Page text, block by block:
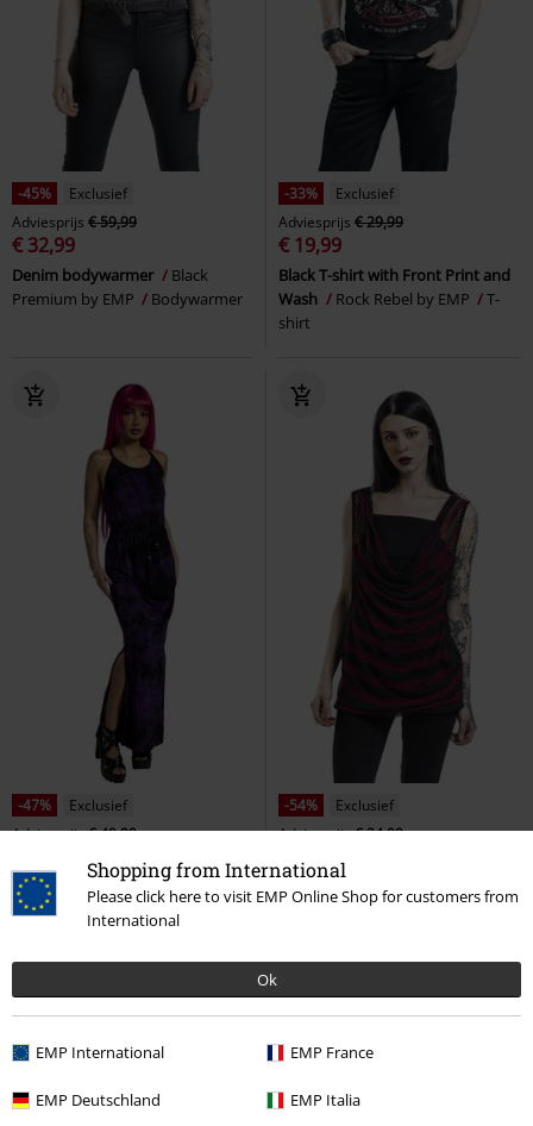
Shopping from International
Please click here to visit EMP Online Shop for customers from
International
Ok
EMP International EMP France
EMP Deutschland EMP Italia
-45%
Exclusief
Adviesprijs € 59,99
€ 32,99
Denim bodywarmer
Black
Premium by EMP
Bodywarmer
-33%
Exclusief
Adviesprijs € 29,99
€ 19,99
Black T-shirt with Front Print and
Wash
Rock Rebel by EMP
T-
shirt
-47%
Exclusief
Adviesprijs€ 49,99
R.E.D. by EMP
RED by EMP
Maxi-jurk
-54%
Exclusief
Adviesprijs€ 34,99
€ 15,99
2 in 1 Double Layer Stripe Mesh
RED by EMP